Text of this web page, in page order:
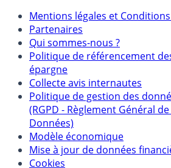
Mentions
Mentions légales et Conditions
Partenaires
Qui sommes-nous ?
Politique de référencement
épargne
Collecte avis internautes
Politique de gestion des
(RGPD - Règlement Général
Données)
Modèle économique